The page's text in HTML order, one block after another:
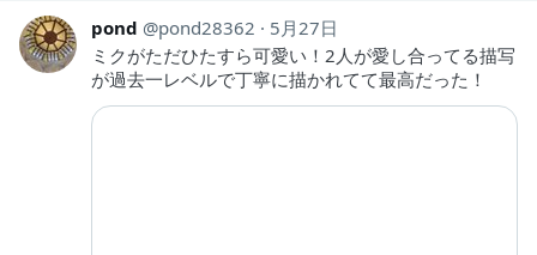
pond pond28362
5月27日
ミクがただひたすら可愛い！2人が愛し合ってる描写
が過去一レベルで丁寧に描かれてて最高だった！